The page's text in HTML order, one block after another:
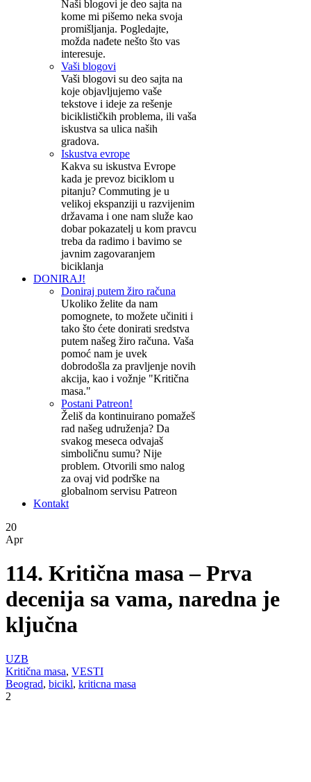
Naši blogovi je deo sajta na
kome mi pišemo neka svoja
promišljanja. Pogledajte,
možda nađete nešto što vas
interesuje.
Vaši blogovi
Vaši blogovi su deo sajta na
koje objavljujemo vaše
tekstove i ideje za rešenje
biciklističkih problema, ili vaša
iskustva sa ulica naših
gradova.
Iskustva evrope
Kakva su iskustva Evrope
kada je prevoz biciklom u
pitanju? Commuting je u
velikoj ekspanziji u razvijenim
državama i one nam služe kao
dobar pokazatelj u kom pravcu
treba da radimo i bavimo se
javnim zagovaranjem
biciklanja
DONIRAJ!
Doniraj putem žiro računa
Ukoliko želite da nam
pomognete, to možete učiniti i
tako što ćete donirati sredstva
putem našeg žiro računa. Vaša
pomoć nam je uvek
dobrodošla za pravljenje novih
akcija, kao i vožnje "Kritična
masa."
Postani Patreon!
Želiš da kontinuirano pomažeš
rad našeg udruženja? Da
svakog meseca odvajaš
simboličnu sumu? Nije
problem. Otvorili smo nalog
za ovaj vid podrške na
globalnom servisu Patreon
Kontakt
20
Apr
114. Kritična masa – Prva
decenija sa vama, naredna je
ključna
UZB
Kritična masa, VESTI
Beograd, bicikl, kriticna masa
2